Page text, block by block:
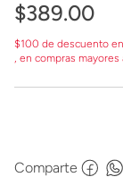
$389.00
$100 de descuento
, en compras mayores
Comparte